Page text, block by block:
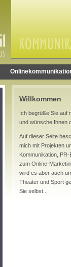
Willkommen
Ich begrüße Sie auf
und wünsche Ihnen
Auf dieser Seite
mich mit Projekten
Kommunikation,
zum Online-
wird es aber auch
Theater und Sport
Sie selbst...